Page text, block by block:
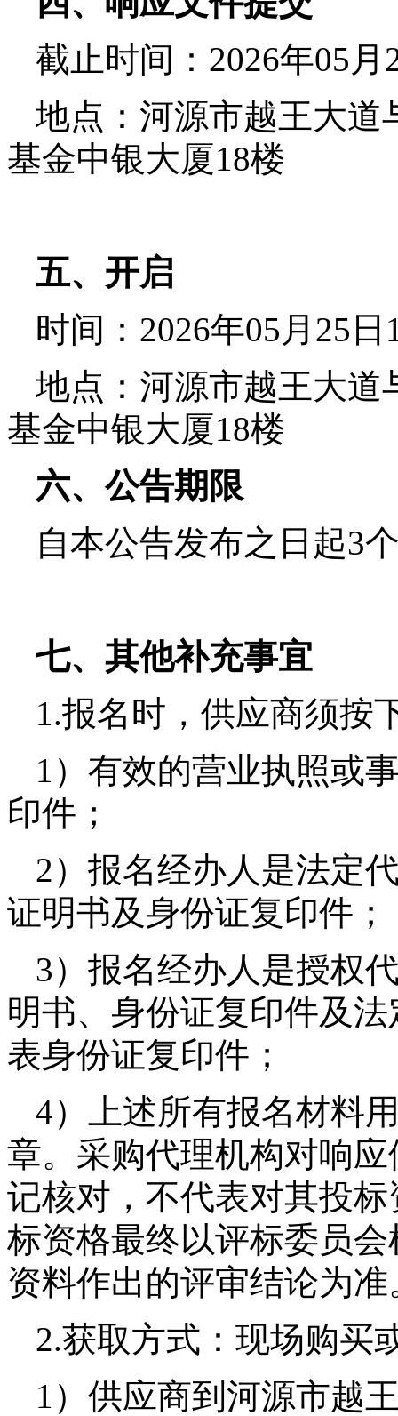
截止时间： 2026年05 月
地点：河源市越王大道
基金中银大厦18楼
五、开启
时间： 2026年05 月 25 日
地点：河源市越王大道
基金中银大厦18楼
六、公告期限
自本公告发布之日起3
七、其他补充事宜
1.报名时，供应商须按
1） 有效的营业执照或
印件；
2） 报名经办人是法定
证明书及身份证复印件；
3） 报名经办人是授权
明书、身份证复印件及
表身份证复印件；
4）
上述所有报名材料
章。采购代理机构对响
记核对，不代表对其投
标资格最终以评标委员
资料作出的评审结论为准
2.获取方式：现场购买
1）供应商到河源市越